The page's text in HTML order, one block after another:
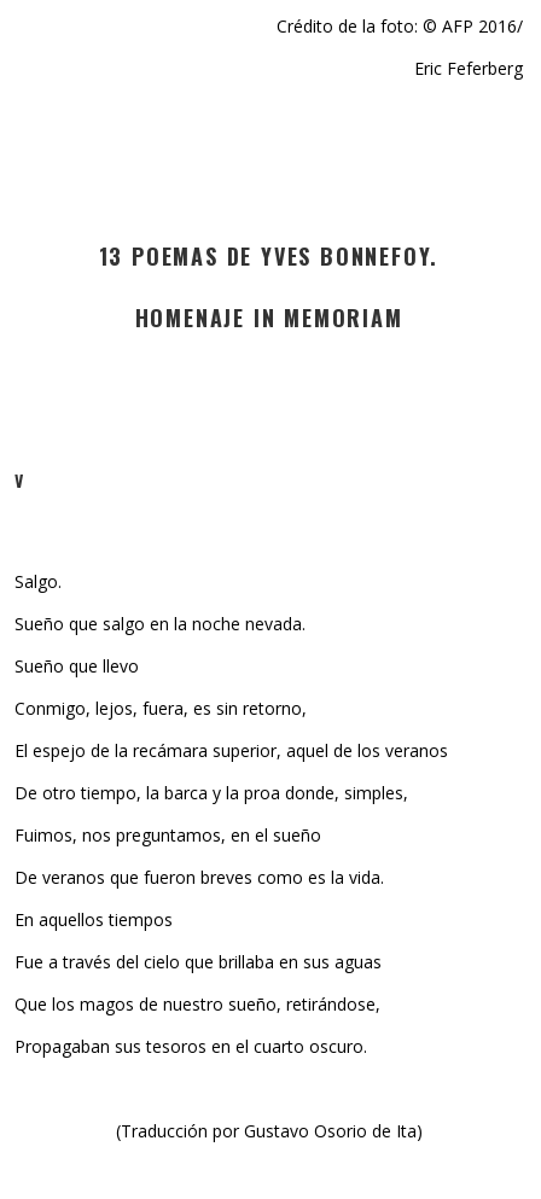
Crédito de la foto: © AFP 2016/
Eric Feferberg
13 POEMAS DE YVES BONNEFOY.
HOMENAJE IN MEMORIAM
V
Salgo.
Sueño que salgo en la noche nevada.
Sueño que llevo
Conmigo, lejos, fuera, es sin retorno,
El espejo de la recámara superior, aquel de los veranos
De otro tiempo, la barca y la proa donde, simples,
Fuimos, nos preguntamos, en el sueño
De veranos que fueron breves como es la vida.
En aquellos tiempos
Fue a través del cielo que brillaba en sus aguas
Que los magos de nuestro sueño, retirándose,
Propagaban sus tesoros en el cuarto oscuro.
(Traducción por Gustavo Osorio de Ita)